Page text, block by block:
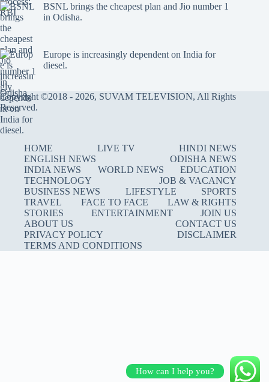
BSNL brings the cheapest plan and Jio number 1
in Odisha.
Europe is increasingly dependent on India for
diesel.
Copyright ©2018 - 2026, SUVAM TELEVISION, All Rights
Reserved.
HOME LIVE TV
HINDI NEWS
ENGLISH NEWS
ODISHA NEWS
INDIA NEWS
WORLD NEWS
EDUCATION
TECHNOLOGY
JOB & VACANCY
BUSINESS NEWS
LIFESTYLE
SPORTS
TRAVEL
FACE TO FACE
LAW & RIGHTS
STORIES
ENTERTAINMENT
JOIN US
ABOUT US
CONTACT US
PRIVACY POLICY
DISCLAIMER
TERMS AND CONDITIONS
How can I help you?